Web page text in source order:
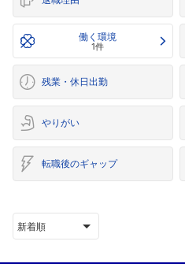
働く環境
1件
残業・休日出勤
やりがい
転職後のギャップ
新着順